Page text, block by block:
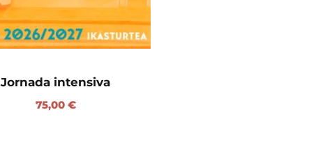
Jornada intensiva
75,00 €